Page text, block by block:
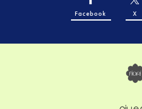
Facebook X